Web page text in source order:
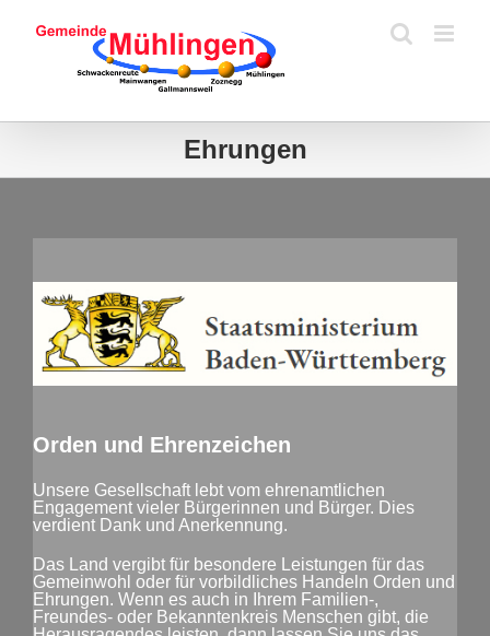
Inhalt
springen
Ehrungen
Orden und Ehrenzeichen
Unsere Gesellschaft lebt vom ehrenamtlichen
Engagement vieler Bürgerinnen und Bürger. Dies
verdient Dank und Anerkennung.
Das Land vergibt für besondere Leistungen für das
Gemeinwohl oder für vorbildliches Handeln Orden und
Ehrungen. Wenn es auch in Ihrem Familien-,
Freundes- oder Bekanntenkreis Menschen gibt, die